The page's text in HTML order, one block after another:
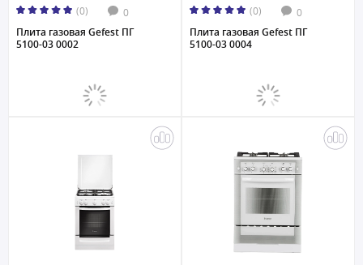
(0) 0
Плита газовая Gefest ПГ
5100-03 0002
(0) 0
Плита газовая Gefest ПГ
5100-03 0004